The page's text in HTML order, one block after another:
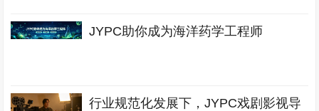
JYPC助你成为海洋药学工程师
行业规范化发展下，JYPC戏剧影视导